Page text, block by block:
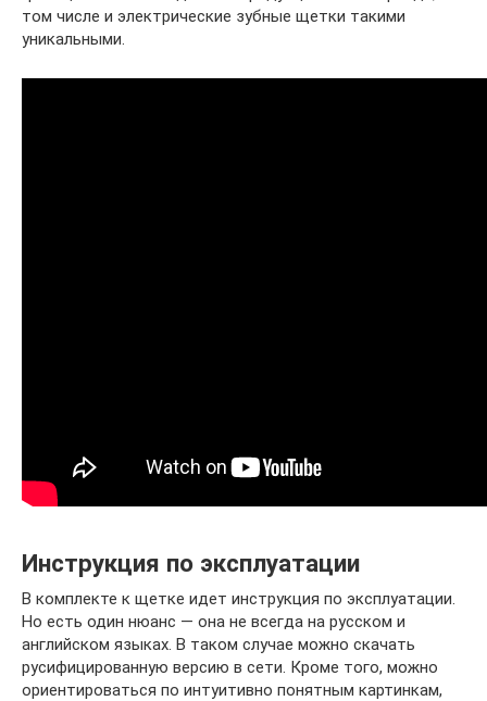
том числе и электрические зубные щетки такими
уникальными.
Инструкция по эксплуатации
В комплекте к щетке идет инструкция по эксплуатации.
Но есть один нюанс — она не всегда на русском и
английском языках. В таком случае можно скачать
русифицированную версию в сети. Кроме того, можно
ориентироваться по интуитивно понятным картинкам,